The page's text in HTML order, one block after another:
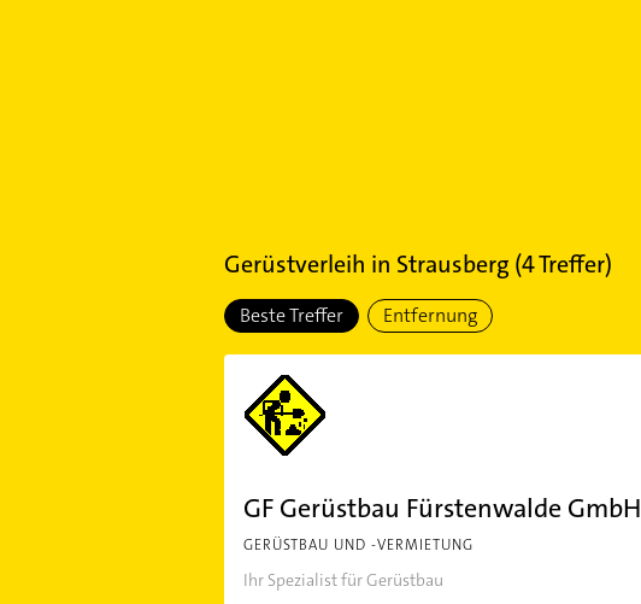
Gerüstverleih in Strausberg (4Treffer)
Beste Treffer Entfernung
GF Gerüstbau Fürstenwalde GmbH
GERÜSTBAU UND -VERMIETUNG
Ihr Spezialist für Gerüstbau